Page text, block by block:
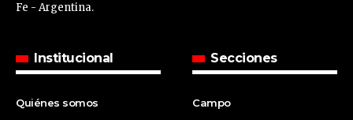
Fe - Argentina.
Institucional
Quiénes somos
Secciones
Campo